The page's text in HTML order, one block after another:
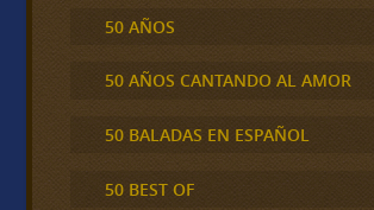
50 AÑOS
50 AÑOS CANTANDO AL AMOR
50 BALADAS EN ESPAÑOL
50 BEST OF